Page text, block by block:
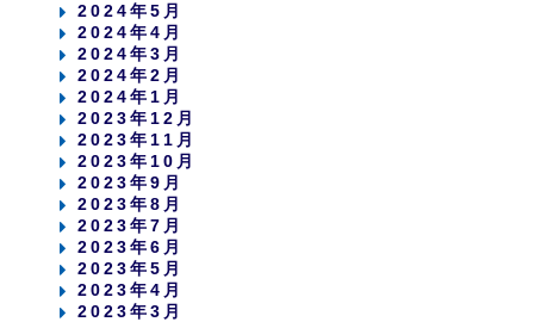
2024年5月
2024年4月
2024年3月
2024年2月
2024年1月
2023年12月
2023年11月
2023年10月
2023年9月
2023年8月
2023年7月
2023年6月
2023年5月
2023年4月
2023年3月